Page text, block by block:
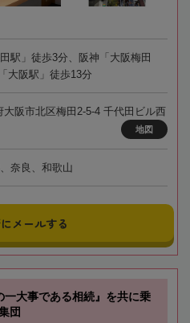
駅」徒歩3分、阪神「大阪梅田
大阪駅」徒歩13分
大阪市北区梅田2-5-4 千代田ビル西
地図
奈良、和歌山
メールする
一大事である相続』を共に乗
団